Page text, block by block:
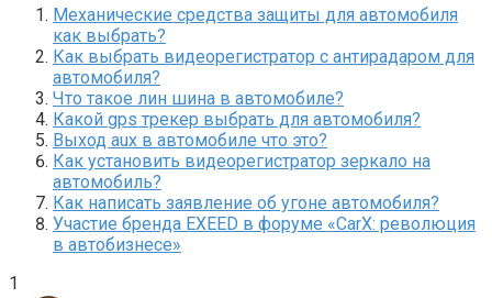
Механические средства защиты для автомобиля
как выбрать?
Как выбрать видеорегистратор с антирадаром для
автомобиля?
Что такое лин шина в автомобиле?
Какой gps трекер выбрать для автомобиля?
Выход aux в автомобиле что это?
Как установить видеорегистратор зеркало на
автомобиль?
Как написать заявление об угоне автомобиля?
Участие бренда EXEED в форуме «CarX: революция
в автобизнесе»
1